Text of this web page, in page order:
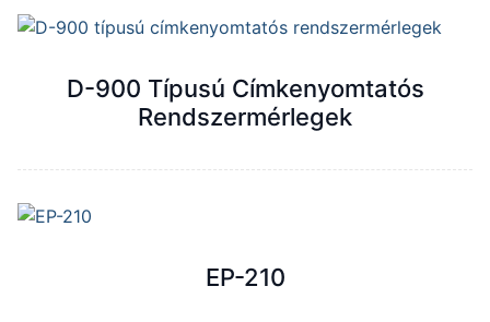
D-900 Típusú Címkenyomtatós
Rendszermérlegek
EP-210